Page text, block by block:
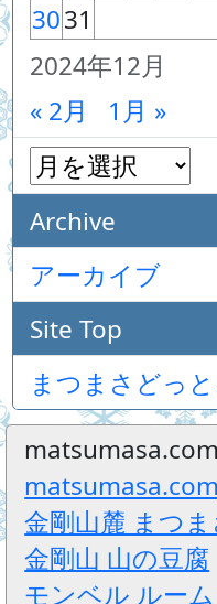
2024年12月
3031
« 2月 1月 »
Archive
アーカイブ
Site Top
まつまさどっ
matsumasa.com
金剛山麓 まつま
金剛山 山の豆腐
モンベル ルー